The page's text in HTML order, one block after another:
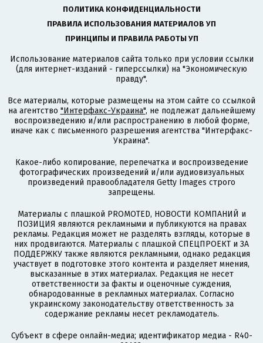
ПОЛИТИКА КОНФИДЕНЦИАЛЬНОСТИ
ПРАВИЛА ИСПОЛЬЗОВАНИЯ МАТЕРИАЛОВ УП
ПРИНЦИПЫ И ПРАВИЛА РАБОТЫ УП
Использование материалов сайта только при условии ссылки
(для интернет-изданий - гиперссылки) на "Экономическую
правду".
Все материалы, которые размещены на этом сайте со ссылкой
на агентство "Интерфакс-Украина", не подлежат дальнейшему
воспроизведению и/или распространению в любой форме,
иначе как с письменного разрешения агентства "Интерфакс-
Украина".
Какое-либо копирование, перепечатка и воспроизведение
фотографических произведений и/или аудиовизуальных
произведений правообладателя Getty Images строго
запрещены.
Материалы с плашкой PROMOTED, НОВОСТИ КОМПАНИЙ и
ПОЗИЦИЯ являются рекламными и публикуются на правах
рекламы. Редакция может не разделять взгляды, которые в
них продвигаются. Материалы с плашкой СПЕЦПРОЕКТ и ЗА
ПОДДЕРЖКУ также являются рекламными, однако редакция
участвует в подготовке этого контента и разделяет мнения,
высказанные в этих материалах. Редакция не несет
ответственности за факты и оценочные суждения,
обнародованные в рекламных материалах. Согласно
украинскому законодательству ответственность за
содержание рекламы несет рекламодатель.
Субъект в сфере онлайн-медиа; идентификатор медиа - R40-